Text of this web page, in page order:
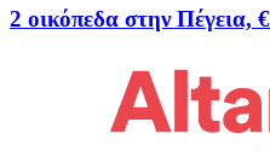
2 οικόπεδα στην Πέγεια,